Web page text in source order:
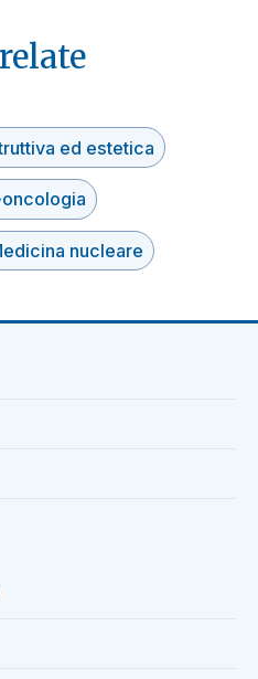
ed estetica
nucleare